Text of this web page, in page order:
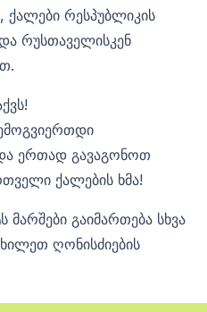
ქალები რესპუბლიკის
რუსთაველისკენ
ერთად გავაგონოთ
ქალების ხმა!
გაიმართება სხვა
ღონისძიების